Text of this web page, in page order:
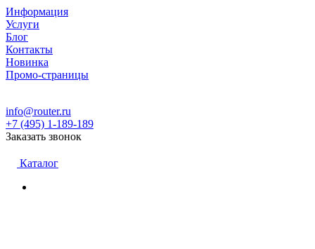
Информация
Услуги
Блог
Контакты
Новинка
Промо-страницы
info@router.ru
+7 (495) 1-189-189
Заказать звонок
Каталог